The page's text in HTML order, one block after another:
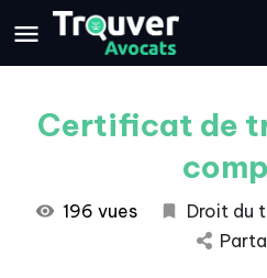
Certificat de
196 vues Droit du